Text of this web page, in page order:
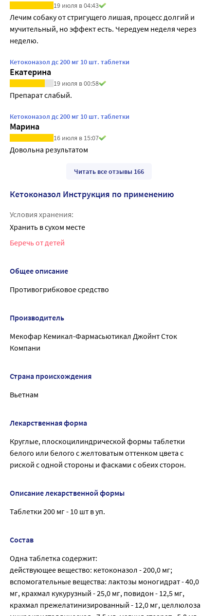
19 июля в 04:43
Лечим собаку от стригущего лишая, процесс долгий и
мучительный, но эффект есть. Чередуем неделя через
неделю.
Кетоконазол дс 200 мг 10 шт. таблетки
Екатерина
19 июля в 00:58
Препарат слабый.
Кетоконазол дс 200 мг 10 шт. таблетки
Марина
16 июля в 15:07
Довольна результатом
Читать все отзывы 166
Кетоконазол Инструкция по применению
Условия хранения:
Хранить в сухом месте
Беречь от детей
Общее описание
Противогрибковое средство
Производитель
Мекофар Кемикал-Фармасьютикал Джойнт Сток
Компани
Страна происхождения
Вьетнам
Лекарственная форма
Круглые, плоскоцилиндрической формы таблетки
белого или белого с желтоватым оттенком цвета с
риской с одной стороны и фасками с обеих сторон.
Описание лекарственной формы
Таблетки 200 мг - 10 шт в уп.
Состав
Одна таблетка содержит:
действующее вещество: кетоконазол - 200,0 мг;
вспомогательные вещества: лактозы моногидрат - 40,0
мг, крахмал кукурузный - 25,0 мг, повидон - 12,5 мг,
крахмал прежелатинизированный - 12,0 мг, целлюлоза